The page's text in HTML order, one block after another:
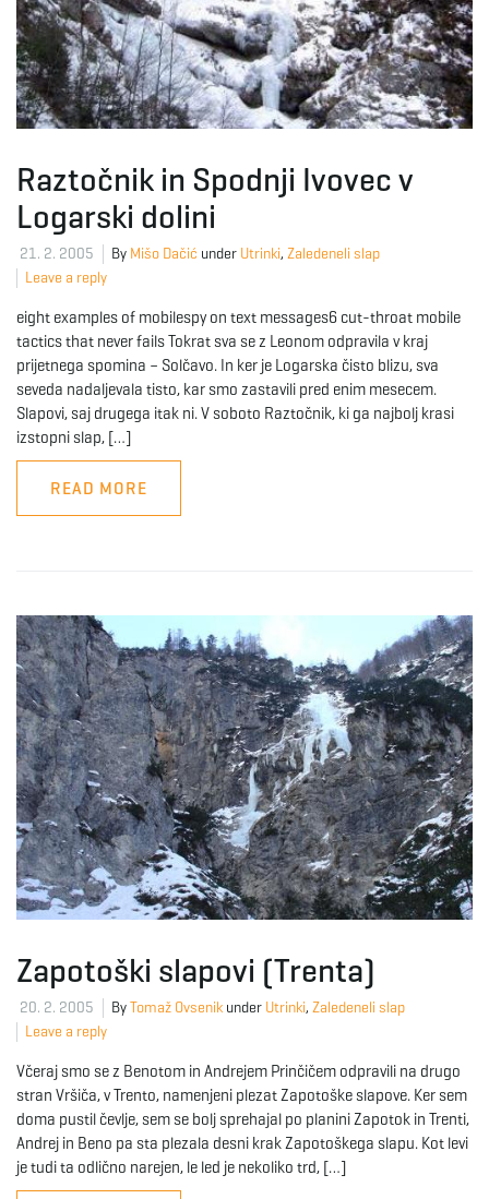
Raztočnik in Spodnji Ivovec v
Logarski dolini
21. 2. 2005 By Mišo Dačić under Utrinki, Zaledeneli slap
Leave a reply
eight examples of mobilespy on text messages6 cut-throat mobile
tactics that never fails Tokrat sva se z Leonom odpravila v kraj
prijetnega spomina – Solčavo. In ker je Logarska čisto blizu, sva
seveda nadaljevala tisto, kar smo zastavili pred enim mesecem.
Slapovi, saj drugega itak ni. V soboto Raztočnik, ki ga najbolj krasi
izstopni slap, […]
READ MORE
Zapotoški slapovi (Trenta)
20. 2. 2005 ByTomaž Ovsenik under Utrinki, Zaledeneli slap
Leave a reply
Včeraj smo se z Benotom in Andrejem Prinčičem odpravili na drugo
stran Vršiča, v Trento, namenjeni plezat Zapotoške slapove. Ker sem
doma pustil čevlje, sem se bolj sprehajal po planini Zapotok in Trenti,
Andrej in Beno pa sta plezala desni krak Zapotoškega slapu. Kot levi
je tudi ta odlično narejen, le led je nekoliko trd, […]